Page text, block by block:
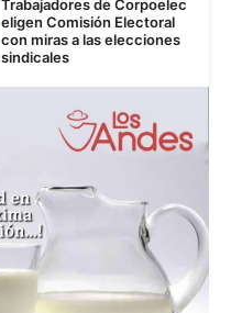
Trabajadores de Corpoelec
eligen Comisión Electoral
con miras a las elecciones
sindicales